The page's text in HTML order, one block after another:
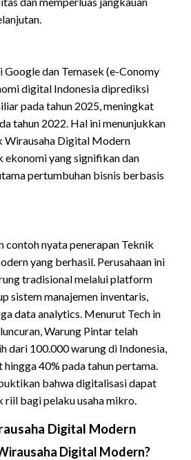
dan Temasek (e-Conomy
digital Indonesia diprediksi
pada tahun 2025, meningkat
tahun 2022. Hal ini menunjukkan
Wirausaha Digital Modern
ekonomi yang signifikan dan
pertumbuhan bisnis berbasis
contoh nyata penerapan Teknik
yang berhasil. Perusahaan ini
tradisional melalui platform
sistem manajemen inventaris,
data analytics. Menurut Tech in
Warung Pintar telah
dari 100.000 warung di Indonesia,
40% pada tahun pertama.
bahwa digitalisasi dapat
bagi pelaku usaha mikro.
Digital Modern
Digital Modern?